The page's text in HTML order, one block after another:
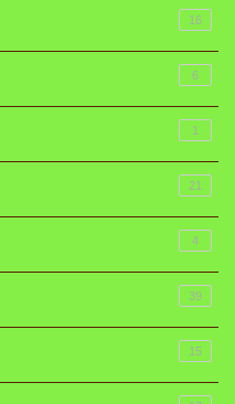
16
6
1
21
4
39
15